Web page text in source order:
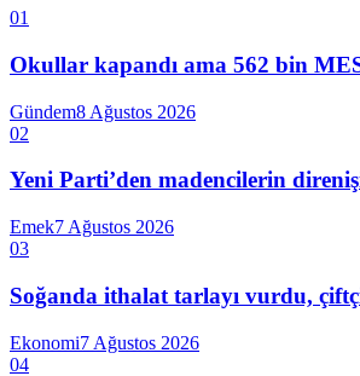
01
Okullar kapandı ama 562 bin
Gündem8 Ağustos 2026
02
Yeni Parti’den madencilerin
Emek7 Ağustos 2026
03
Soğanda ithalat tarlayı vurdu, çiftçi
Ekonomi7 Ağustos 2026
04